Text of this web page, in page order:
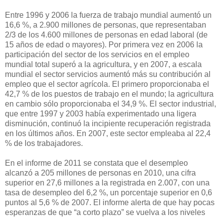
Entre 1996 y 2006 la fuerza de trabajo mundial aumentó un
16,6 %, a 2.900 millones de personas, que representaban
2/3 de los 4.600 millones de personas en edad laboral (de
15 años de edad o mayores). Por primera vez en 2006 la
participación del sector de los servicios en el empleo
mundial total superó a la agricultura, y en 2007, a escala
mundial el sector servicios aumentó más su contribución al
empleo que el sector agrícola. El primero proporcionaba el
42,7 % de los puestos de trabajo en el mundo; la agricultura
en cambio sólo proporcionaba el 34,9 %. El sector industrial,
que entre 1997 y 2003 había experimentado una ligera
disminución, continuó la incipiente recuperación registrada
en los últimos años. En 2007, este sector empleaba al 22,4
% de los trabajadores.
En el informe de 2011 se constata que el desempleo
alcanzó a 205 millones de personas en 2010, una cifra
superior en 27,6 millones a la registrada en 2.007, con una
tasa de desempleo del 6,2 %, un porcentaje superior en 0,6
puntos al 5,6 % de 2007. El informe alerta de que hay pocas
esperanzas de que “a corto plazo” se vuelva a los niveles